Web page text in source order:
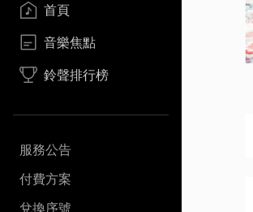
首頁
音樂焦點
鈴聲排行榜
服務公告
付費方案
兌換序號